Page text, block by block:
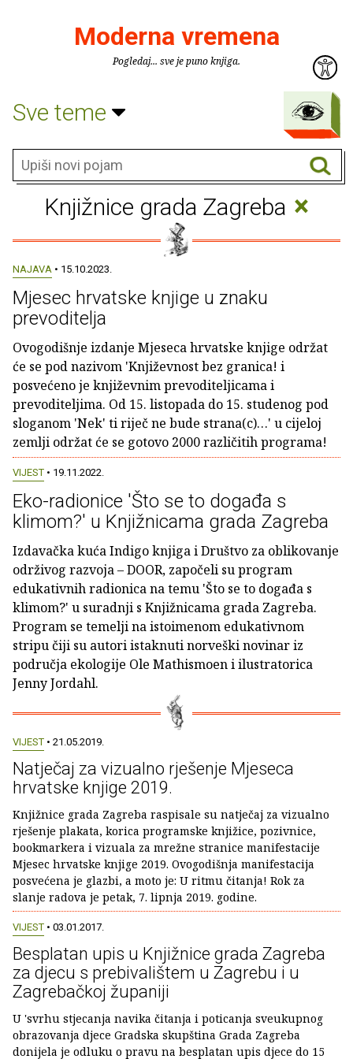
Moderna vremena
Pogledaj... sve je puno knjiga.
Sve teme
Knjižnice grada Zagreba ×
NAJAVA • 15.10.2023.
Mjesec hrvatske knjige u znaku
prevoditelja
Ovogodišnje izdanje Mjeseca hrvatske knjige održat
će se pod nazivom 'Književnost bez granica! i
posvećeno je književnim prevoditeljicama i
prevoditeljima. Od 15. listopada do 15. studenog pod
sloganom 'Nek' ti riječ ne bude strana(c)…' u cijeloj
zemlji održat će se gotovo 2000 različitih programa!
VIJEST • 19.11.2022.
Eko-radionice 'Što se to događa s
klimom?' u Knjižnicama grada Zagreba
Izdavačka kuća Indigo knjiga i Društvo za oblikovanje
održivog razvoja – DOOR, započeli su program
edukativnih radionica na temu 'Što se to događa s
klimom?' u suradnji s Knjižnicama grada Zagreba.
Program se temelji na istoimenom edukativnom
stripu čiji su autori istaknuti norveški novinar iz
područja ekologije Ole Mathismoen i ilustratorica
Jenny Jordahl.
VIJEST • 21.05.2019.
Natječaj za vizualno rješenje Mjeseca
hrvatske knjige 2019.
Knjižnice grada Zagreba raspisale su natječaj za vizualno
rješenje plakata, korica programske knjižice, pozivnice,
bookmarkera i vizuala za mrežne stranice manifestacije
Mjesec hrvatske knjige 2019. Ovogodišnja manifestacija
posvećena je glazbi, a moto je: U ritmu čitanja! Rok za
slanje radova je petak, 7. lipnja 2019. godine.
VIJEST • 03.01.2017.
Besplatan upis u Knjižnice grada Zagreba
za djecu s prebivalištem u Zagrebu i u
Zagrebačkoj županiji
U 'svrhu stjecanja navika čitanja i poticanja sveukupnog
obrazovanja djece Gradska skupština Grada Zagreba
donijela je odluku o pravu na besplatan upis djece do 15